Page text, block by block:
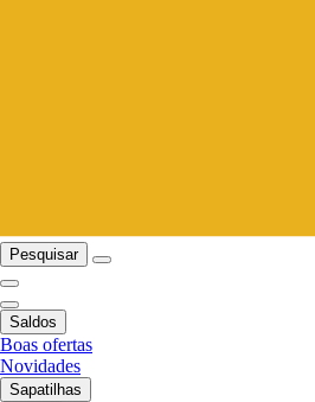
Pesquisar
Saldos
Boas ofertas
Novidades
Sapatilhas